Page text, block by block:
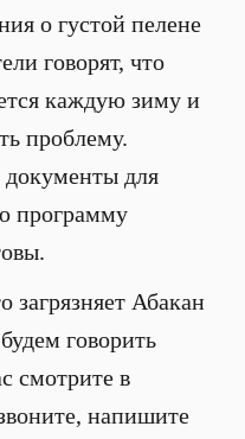
о густой пелене
говорят, что
каждую зиму и
проблему.
документы для
программу
загрязняет Абакан
говорить
смотрите в
напишите